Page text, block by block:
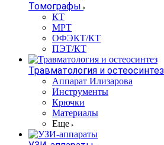
Томографы
КТ
МРТ
ОФЭКТ/КТ
ПЭТ/КТ
Травматология и остеосинтез
Аппарат Илизарова
Инструменты
Крючки
Материалы
Еще